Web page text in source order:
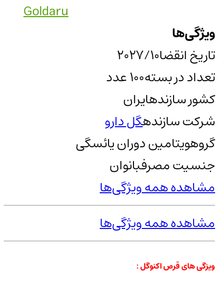
Goldaru
ویژگی‌ها
تاریخ انقضا2027/10
تعداد در بسته100 عدد
کشور سازندهایران
شرکت سازندهگل دارو
گروهویتامین دوران یائسگی
جنسیت مصرفبانوان
مشاهده همه ویژگی‌ها
مشاهده همه ویژگی‌ها
ویزگی های قرص اکنوگل :